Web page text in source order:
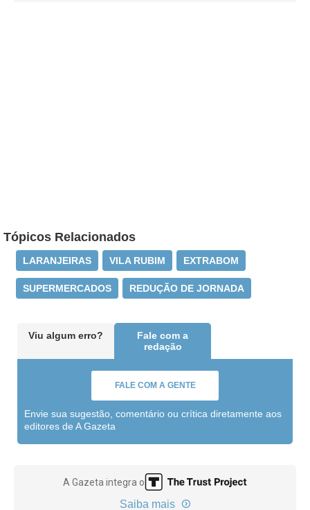
Tópicos Relacionados
LARANJEIRAS VILA RUBIM EXTRABOM
SUPERMERCADOS REDUÇÃO DE JORNADA
Viu algum erro?
Fale com a
redação
FALE COM A GENTE
Envie sua sugestão, comentário ou crítica diretamente aos
editores de A Gazeta
A Gazeta integra o
Saiba mais